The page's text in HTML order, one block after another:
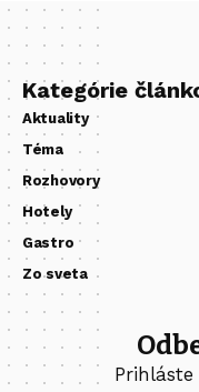
Kategórie
Aktuality
Téma
Rozhovory
Hotely
Gastro
Zo sveta